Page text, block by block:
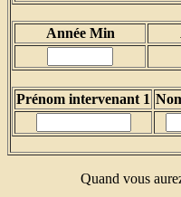
Année Min
Prénom intervenant 1
Quand vous